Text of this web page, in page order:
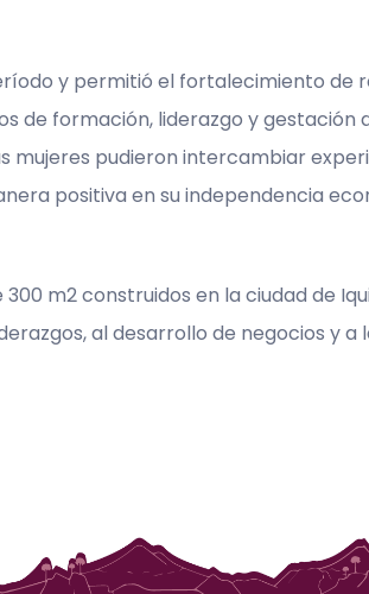
y permitió el fortalecimiento de
de formación, liderazgo y gestación
pudieron intercambiar
positiva en su independencia
m2 construidos en la ciudad de
al desarrollo de negocios y